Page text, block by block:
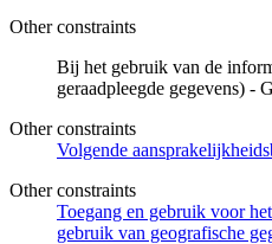
Other constraints
Bij het gebruik van de
geraadpleegde gegevens) -
Other constraints
Volgende
Other constraints
Toegang en gebruik voor
gebruik van geografische